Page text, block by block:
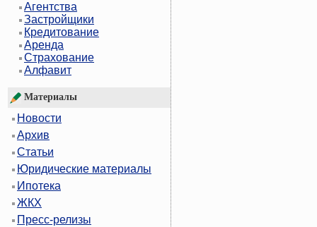
Агентства
Застройщики
Кредитование
Аренда
Страхование
Алфавит
Материалы
Новости
Архив
Статьи
Юридические материалы
Ипотека
ЖКХ
Пресс-релизы